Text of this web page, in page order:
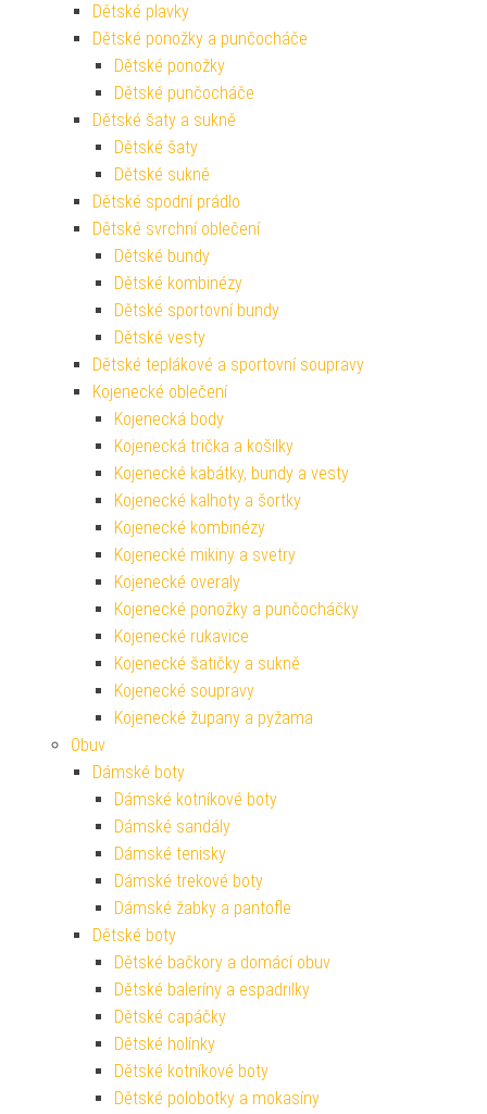
Dětské plavky
Dětské ponožky a punčocháče
Dětské ponožky
Dětské punčocháče
Dětské šaty a sukně
Dětské šaty
Dětské sukně
Dětské spodní prádlo
Dětské svrchní oblečení
Dětské bundy
Dětské kombinézy
Dětské sportovní bundy
Dětské vesty
Dětské teplákové a sportovní soupravy
Kojenecké oblečení
Kojenecká body
Kojenecká trička a košilky
Kojenecké kabátky, bundy a vesty
Kojenecké kalhoty a šortky
Kojenecké kombinézy
Kojenecké mikiny a svetry
Kojenecké overaly
Kojenecké ponožky a punčocháčky
Kojenecké rukavice
Kojenecké šatičky a sukně
Kojenecké soupravy
Kojenecké župany a pyžama
Obuv
Dámské boty
Dámské kotníkové boty
Dámské sandály
Dámské tenisky
Dámské trekové boty
Dámské žabky a pantofle
Dětské boty
Dětské bačkory a domácí obuv
Dětské baleríny a espadrilky
Dětské capáčky
Dětské holínky
Dětské kotníkové boty
Dětské polobotky a mokasíny